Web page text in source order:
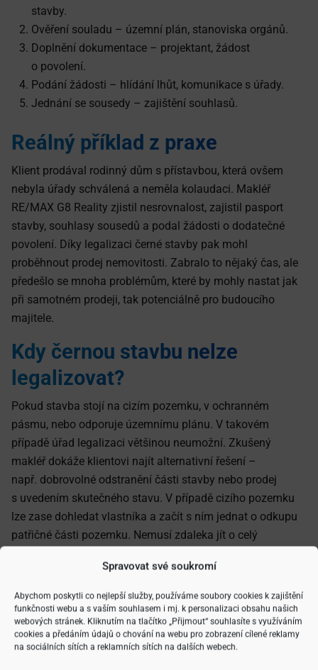
Spravovat své soukromí
Abychom poskytli co nejlepší služby, používáme soubory cookies k zajištění
funkčnosti webu a s vaším souhlasem i mj. k personalizaci obsahu našich
webových stránek. Kliknutím na tlačítko „Přijmout“ souhlasíte s využíváním
cookies a předáním údajů o chování na webu pro zobrazení cílené reklamy
na sociálních sítích a reklamních sítích na dalších webech.
stavby.
Ověření souladu – územní plán, stanoviska orgánů.
Doplnění dokumentace – projektant, žádost
o povolení.
Podání žádosti – hlídání lhůt, komunikace s úřady.
Jednání se sousedy – zajištění souhlasů.
Reálný příklad z praxe
Klient prodával rodinný dům s přístavbou, která ovšem
nebyla úřady schválená a neměla kolaudaci. Makléř
RE/MAX G8 Reality zjistil nesrovnalost, zajistil pasport
stavby, souhlasy sousedů a podal žádosti o dodatečné
povolení. Díky legalizaci černé stavby pak mohl
proběhnout prodej nemovitosti. Zabralo to nějaký čas, ale
předešlo se mnoha problémům, které by mohly nastat jak
při samotném prodeji, tak potenciálně pro budoucího
majitele.
Kdy černou stavbu nelze
legalizovat?
Pokud stavba stojí na cizím pozemku, v ochranném
pásmu, nebo odporuje územnímu plánu. V takovém
případě úřad legalizaci většinou neumožní. Zkušený
makléř dokáže klientovi najít alternativní řešení –
např. dobrovolné odstranění části stavby nebo prodej
s uvedením skutečného stavu. V případě cizího pozemku
lze zase dohledat vlastníka a začít s ním jednat o odkupu
patřičné části pozemku. Nemusí zdaleka jít o celý
souvisí s černou stavbou.
Legalizace je právní i technická disciplína. Makléř RE/MAX
G8 Reality funguje jako koordinátor, který propojí právníky,
projektanta a úřad. Klient tak nemusí sám obíhat úřady